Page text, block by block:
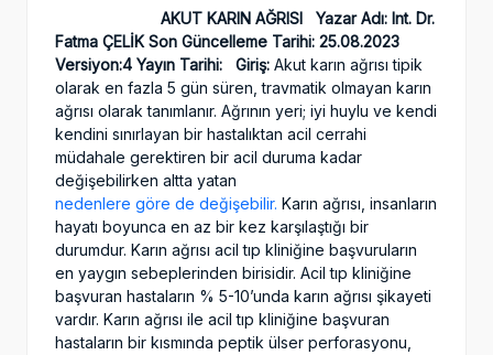
AKUT KARIN AĞRISI
Yazar Adı: Int. Dr.
Fatma ÇELİK Son Güncelleme Tarihi: 25.08.2023
Versiyon:4 Yayın Tarihi: Giriş: Akut karın ağrısı tipik
olarak en fazla 5 gün süren, travmatik olmayan karın
ağrısı olarak tanımlanır. Ağrının yeri; iyi huylu ve kendi
kendini sınırlayan bir hastalıktan acil cerrahi
müdahale gerektiren bir acil duruma kadar
değişebilirken altta yatan
nedenlere göre de değişebilir. Karın ağrısı, insanların
hayatı boyunca en az bir kez karşılaştığı bir
durumdur. Karın ağrısı acil tıp kliniğine başvuruların
en yaygın sebeplerinden birisidir. Acil tıp kliniğine
başvuran hastaların % 5-10’unda karın ağrısı şikayeti
vardır. Karın ağrısı ile acil tıp kliniğine başvuran
hastaların bir kısmında peptik ülser perforasyonu,